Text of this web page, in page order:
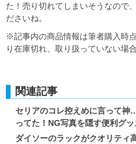
た！売り切れてしまいそうなので
ださいね。
※記事内の商品情報は筆者購入時
り在庫切れ、取り扱っていない場
関連記事
セリアのコレ控えめに言って神
ってた！NG写真を隠す便利グッ
ダイソーのラックがクオリティ